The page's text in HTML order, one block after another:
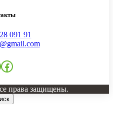
091 91
Facebook
права защищены.